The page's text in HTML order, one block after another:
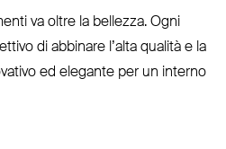
va oltre la bellezza. Ogni
di abbinare l’alta qualità e la
ed elegante per un interno